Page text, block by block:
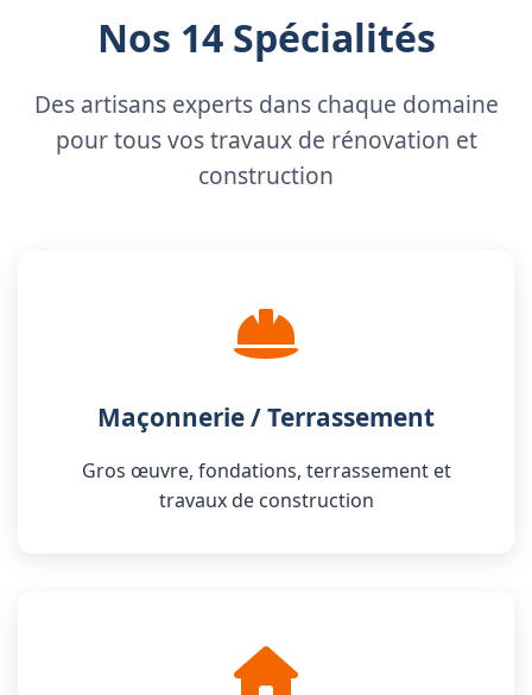
Nos 14 Spécialités
Des artisans experts dans chaque domaine
pour tous vos travaux de rénovation et
construction
Maçonnerie / Terrassement
Gros œuvre, fondations, terrassement et
travaux de construction